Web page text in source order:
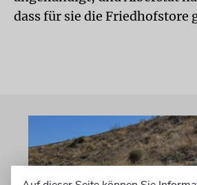
dass für sie die Friedhofstore